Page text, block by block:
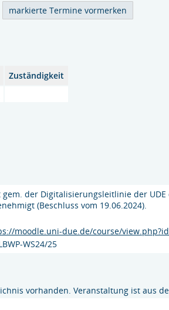
Zuständigkeit
gem. der Digitalisierungsleitlinie der
(Beschluss vom 19.06.2024).
moodle.uni-due.de/course/
WS24/25
vorhanden. Veranstaltung ist aus